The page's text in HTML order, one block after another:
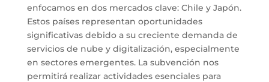
enfocamos en dos mercados clave: Chile y Japón.
Estos países representan oportunidades
significativas debido a su creciente demanda de
servicios de nube y digitalización, especialmente
en sectores emergentes. La subvención nos
permitirá realizar actividades esenciales para